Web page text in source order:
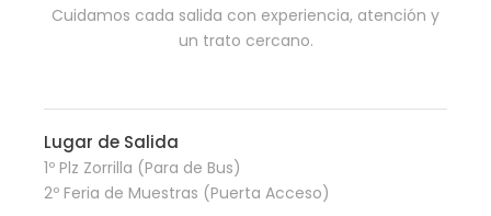
Cuidamos cada salida con experiencia, atención y
un trato cercano.
Lugar de Salida
1º Plz Zorrilla (Para de Bus)
2º Feria de Muestras (Puerta Acceso)